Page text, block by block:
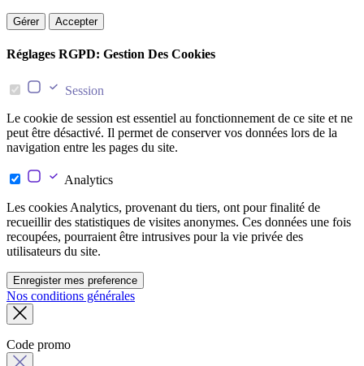
Gérer Accepter
Réglages RGPD: Gestion Des Cookies
Session
Le cookie de session est essentiel au fonctionnement de ce site et ne
peut être désactivé. Il permet de conserver vos données lors de la
navigation entre les pages du site.
Analytics
Les cookies Analytics, provenant du tiers, ont pour finalité de
recueillir des statistiques de visites anonymes. Ces données une fois
recoupées, pourraient être intrusives pour la vie privée des
utilisateurs du site.
Enregister mes preference
Nos conditions générales
Code promo